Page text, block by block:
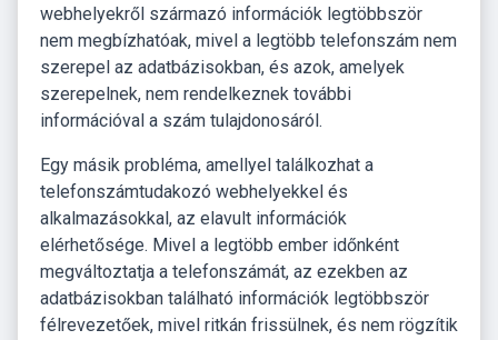
webhelyekről származó információk legtöbbször
nem megbízhatóak, mivel a legtöbb telefonszám nem
szerepel az adatbázisokban, és azok, amelyek
szerepelnek, nem rendelkeznek további
információval a szám tulajdonosáról.
Egy másik probléma, amellyel találkozhat a
telefonszámtudakozó webhelyekkel és
alkalmazásokkal, az elavult információk
elérhetősége. Mivel a legtöbb ember időnként
megváltoztatja a telefonszámát, az ezekben az
adatbázisokban található információk legtöbbször
félrevezetőek, mivel ritkán frissülnek, és nem rögzítik